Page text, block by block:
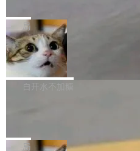
库的竞争和爆炸半径问题在设计
了。 闲置的 cell 会休眠到几乎不
l 迁移或唤醒时，新宿主从 S3 恢
库继续执行。存储库是持久化的唯
Fold8 / Z Flip8）外，其余要么是
例如iQOO Z11i、REDMI Note
te 17 Pro、OPPO K15，要么是
样的次旗舰。 Galaxy Z Fold8
Z Flip8三款折叠屏新机均在7月22
部搭载骁龙8 Elite Gen5 for
Zed 编辑器团队发布了新项目
个在 git commit 之间记录每一次
本控制系统。目前处于 Early
ltaDB 的核心思路直接写在
眼的位置：「Software is made
mits」——软件是在 commit 之间
是把这段空隙补上。 回退到任何
局
SpaceXAI 单季资本开支达 183
根据风险投资人Tomer Tunguz 博
析）披露的最新分析与第二季度业
微软同期总资本开支的四成。 与
白开水不加糖
一个在终端里运行的编程 agent；
局